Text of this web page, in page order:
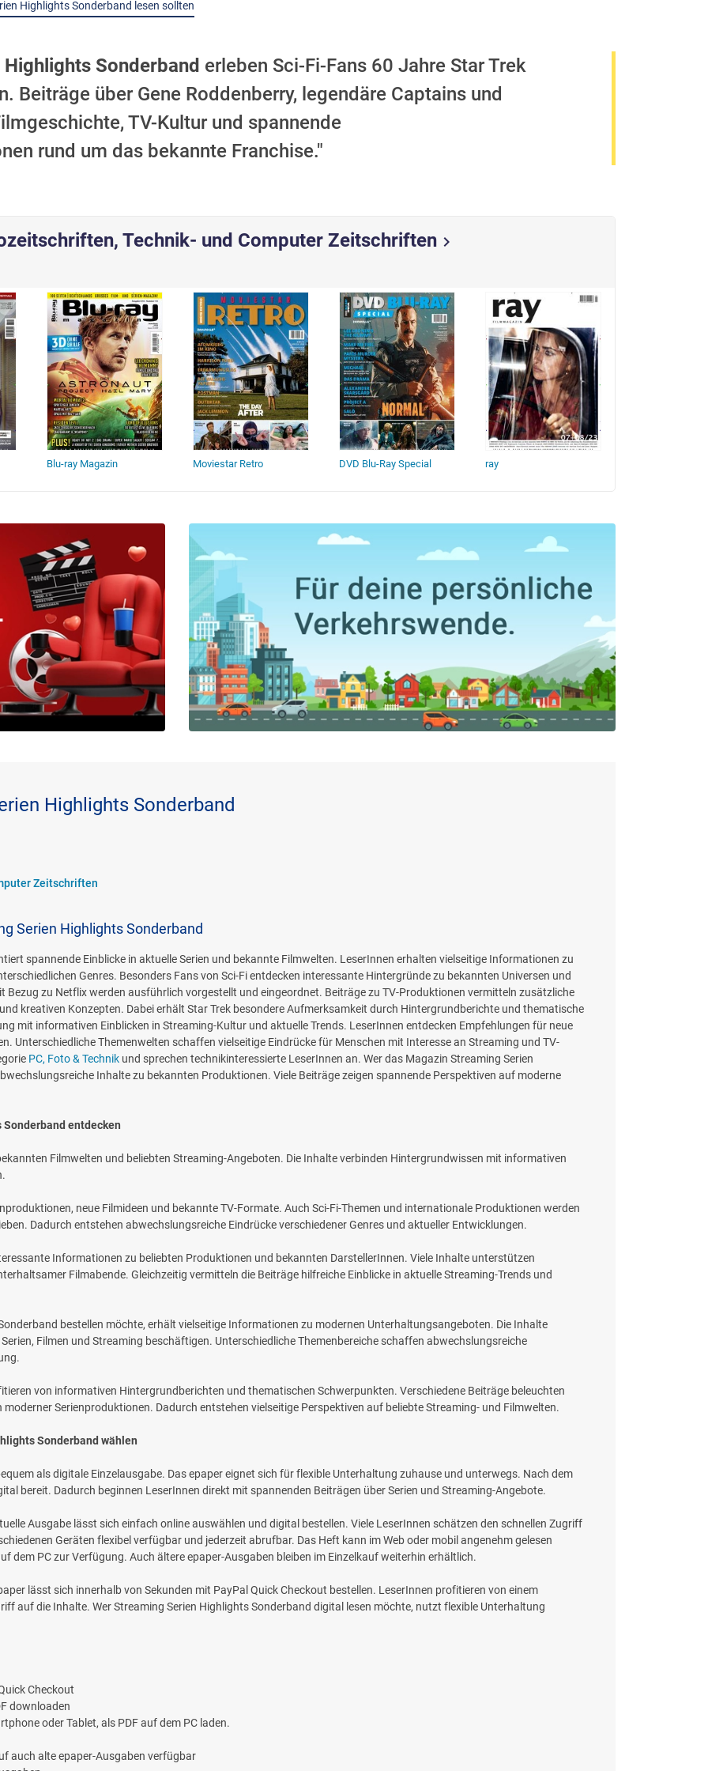
Highlights Sonderband lesen sollten
Sonderband erleben Sci-Fi-Fans 60 Jahre Star Trek
Beiträge über Gene Roddenberry, legendäre Captains und
TV-Kultur und spannende
rund um das bekannte Franchise."
Technik- und Computer Zeitschriften chevron_right
Blu-ray Magazin Moviestar Retro DVD Blu-Ray Special ray
Highlights Sonderband
Zeitschriften
Serien Highlights Sonderband
spannende Einblicke in aktuelle Serien und bekannte Filmwelten. LeserInnen erhalten vielseitige Informationen zu
Genres. Besonders Fans von Sci-Fi entdecken interessante Hintergründe zu bekannten Universen und
Bezug zu Netflix werden ausführlich vorgestellt und eingeordnet. Beiträge zu TV-Produktionen vermitteln zusätzliche
kreativen Konzepten. Dabei erhält Star Trek besondere Aufmerksamkeit durch Hintergrundberichte und thematische
mit informativen Einblicken in Streaming-Kultur und aktuelle Trends. LeserInnen entdecken Empfehlungen für neue
Unterschiedliche Themenwelten schaffen vielseitige Eindrücke für Menschen mit Interesse an Streaming und TV-
PC, Foto & Technik und sprechen technikinteressierte LeserInnen an. Wer das Magazin Streaming Serien
Inhalte zu bekannten Produktionen. Viele Beiträge zeigen spannende Perspektiven auf moderne
entdecken
Filmwelten und beliebten Streaming-Angeboten. Die Inhalte verbinden Hintergrundwissen mit informativen
neue Filmideen und bekannte TV-Formate. Auch Sci-Fi-Themen und internationale Produktionen werden
Dadurch entstehen abwechslungsreiche Eindrücke verschiedener Genres und aktueller Entwicklungen.
Informationen zu beliebten Produktionen und bekannten DarstellerInnen. Viele Inhalte unterstützen
Filmabende. Gleichzeitig vermitteln die Beiträge hilfreiche Einblicke in aktuelle Streaming-Trends und
bestellen möchte, erhält vielseitige Informationen zu modernen Unterhaltungsangeboten. Die Inhalte
Filmen und Streaming beschäftigen. Unterschiedliche Themenbereiche schaffen abwechslungsreiche
von informativen Hintergrundberichten und thematischen Schwerpunkten. Verschiedene Beiträge beleuchten
Serienproduktionen. Dadurch entstehen vielseitige Perspektiven auf beliebte Streaming- und Filmwelten.
Sonderband wählen
als digitale Einzelausgabe. Das epaper eignet sich für flexible Unterhaltung zuhause und unterwegs. Nach dem
bereit. Dadurch beginnen LeserInnen direkt mit spannenden Beiträgen über Serien und Streaming-Angebote.
Ausgabe lässt sich einfach online auswählen und digital bestellen. Viele LeserInnen schätzen den schnellen Zugriff
Geräten flexibel verfügbar und jederzeit abrufbar. Das Heft kann im Web oder mobil angenehm gelesen
dem PC zur Verfügung. Auch ältere epaper-Ausgaben bleiben im Einzelkauf weiterhin erhältlich.
lässt sich innerhalb von Sekunden mit PayPal Quick Checkout bestellen. LeserInnen profitieren von einem
auf die Inhalte. Wer Streaming Serien Highlights Sonderband digital lesen möchte, nutzt flexible Unterhaltung
Checkout
downloaden
oder Tablet, als PDF auf dem PC laden.
auch alte epaper-Ausgaben verfügbar